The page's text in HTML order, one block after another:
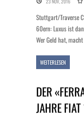
Stuttgart/Traverse
60ern: Luxus ist
Wer Geld hat,
WEITERLESEN
DER
JAHRE